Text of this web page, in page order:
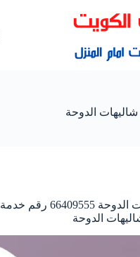
الدوحة
معلم كهربائي شاليهات الدوحة 66409555 رقم خدمة
الدوحة